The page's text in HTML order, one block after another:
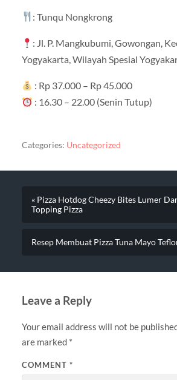
: Tunqu Nongkrong
: Jl. P. Mangkubumi, Gowongan,
Yogyakarta, Wilayah Spesial
: Rp 37.000 – Rp 45.000
: 16.30 – 22.00 (Senin Tutup)
Categories: Uncategorized
« Pizza Hotdog Cheezy Bites Lumer
Topping Pizza
Resep Membuat Pizza Tuna Mayo
Leave a Reply
Your email address will not be
are marked *
COMMENT *